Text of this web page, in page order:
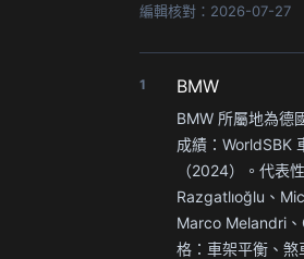
編輯核對：2026-07-27
1 BMW
BMW 所屬地為德
成績：WorldSBK
（2024）。代表
Razgatlıoğlu、
Marco Melandri
格：車架平衡、